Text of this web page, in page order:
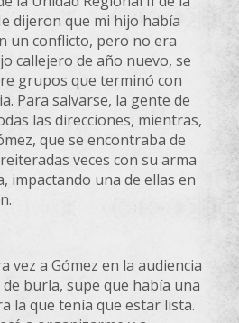
dijeron que mi hijo había
un conflicto, pero no era
callejero de año nuevo, se
grupos que terminó con
Para salvarse, la gente de
las direcciones, mientras,
que se encontraba de
veces con su arma
impactando una de ellas en
vez a Gómez en la audiencia
burla, supe que había una
la que tenía que estar lista.